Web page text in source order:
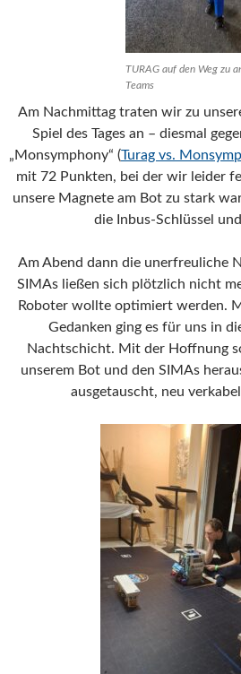
TURAG auf den Weg zu
Teams
Am Nachmittag traten wir zu
Spiel des Tages an – diesmal
„Monsymphony“ (Turag vs.
mit 72 Punkten, bei der wir leider
unsere Magnete am Bot zu stark
die Inbus-Schlüssel
Am Abend dann die unerfreuliche
SIMAs ließen sich plötzlich nicht
Roboter wollte optimiert werden.
Gedanken ging es für uns in
Nachtschicht. Mit der Hoffnung
unserem Bot und den SIMAs
ausgetauscht, neu